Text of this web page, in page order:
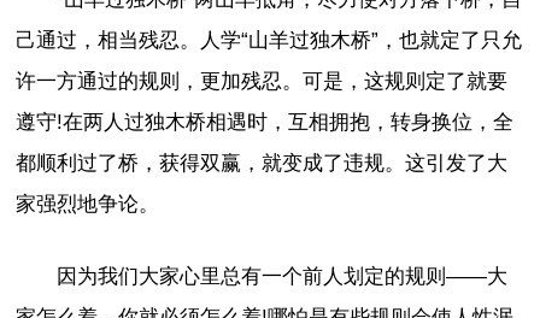
己通过，相当残忍。人学“山羊过独木桥”，也就定了只允
许一方通过的规则，更加残忍。可是，这规则定了就要
遵守!在两人过独木桥相遇时，互相拥抱，转身换位，全
都顺利过了桥，获得双赢，就变成了违规。这引发了大
家强烈地争论。
因为我们大家心里总有一个前人划定的规则——大